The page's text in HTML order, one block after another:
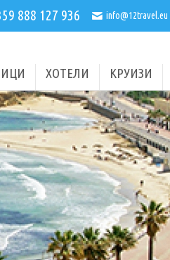
info@12travel.eu
888 127 936
ХОТЕЛИ КРУИЗИ